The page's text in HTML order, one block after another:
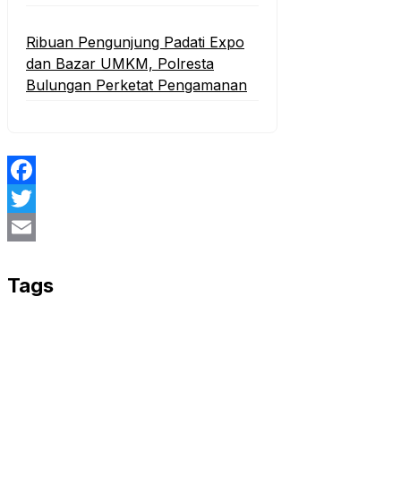
Ribuan Pengunjung Padati Expo
dan Bazar UMKM, Polresta
Bulungan Perketat Pengamanan
Facebook
Twitter
Tags